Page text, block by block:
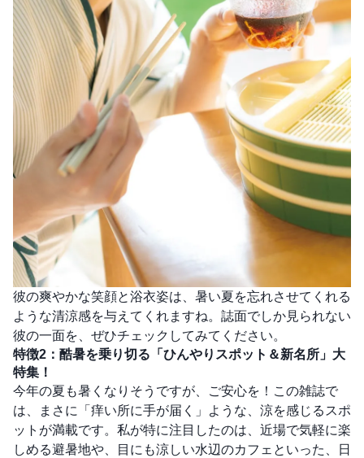
彼の爽やかな笑顔と浴衣姿は、暑い夏を忘れさせてくれる
ような清涼感を与えてくれますね。誌面でしか見られない
彼の一面を、ぜひチェックしてみてください。
特徴2：酷暑を乗り切る「ひんやりスポット＆新名所」大
特集！
今年の夏も暑くなりそうですが、ご安心を！この雑誌で
は、まさに「痒い所に手が届く」ような、涼を感じるスポ
ットが満載です。私が特に注目したのは、近場で気軽に楽
しめる避暑地や、目にも涼しい水辺のカフェといった、日